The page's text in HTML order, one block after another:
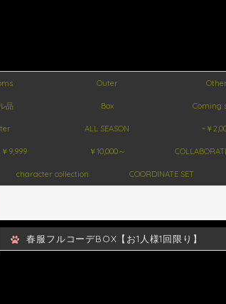
Outer Other
品 Box Coming
ALL SEASON ~￥
￥9,999 ￥10,000～
character collection COORDINATE SET
春服フルコーデBOX【お1人様1回限り】